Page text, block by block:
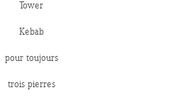
Tower
Kebab
pour toujours
trois pierres